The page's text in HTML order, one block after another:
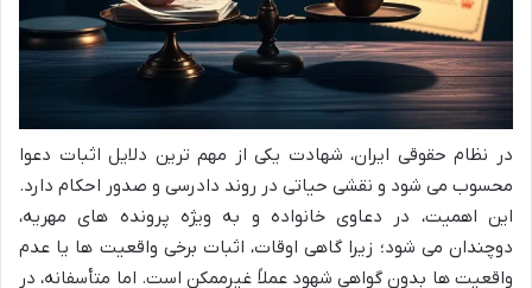
در نظام حقوقی ایران، شهادت یکی از مهم ترین دلایل اثبات دعوا
محسوب می شود و نقشی حیاتی در روند دادرسی و صدور احکام دارد.
این اهمیت، در دعاوی خانواده و به ویژه پرونده های مهریه،
دوچندان می شود؛ زیرا گاهی اوقات، اثبات برخی واقعیت ها یا عدم
واقعیت ها بدون گواهی شهود عملاً غیرممکن است. اما متأسفانه، در